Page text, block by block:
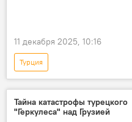
11 декабря 2025, 10:16
Турция
Спецоперация России по
Украина
оружие
закупка
Тайна катастрофы турецкого
"Геркулеса" над Грузией